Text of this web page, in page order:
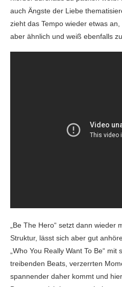
auch Ängste der Liebe
zieht das Tempo wieder etwas
aber ähnlich und weiß ebenfalls
„Be The Hero“ setzt dann wieder
Struktur, lässt sich aber gut
„Who You Really Want To Be“
treibenden Beats, verzerrten
spannender daher kommt und